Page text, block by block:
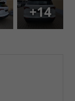
+14